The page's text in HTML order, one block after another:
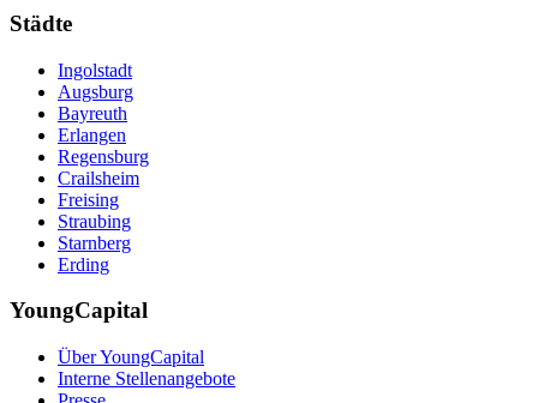
Städte
Ingolstadt
Augsburg
Bayreuth
Erlangen
Regensburg
Crailsheim
Freising
Straubing
Starnberg
Erding
YoungCapital
Über YoungCapital
Interne Stellenangebote